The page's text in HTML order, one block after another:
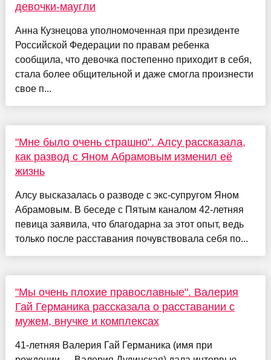
девочки-маугли
Анна Кузнецова уполномоченная при президенте
Российской Федерации по правам ребенка
сообщила, что девочка постепенно приходит в себя,
стала более общительной и даже смогла произнести
свое п...
"Мне было очень страшно". Алсу рассказала,
как развод с Яном Абрамовым изменил её
жизнь
Алсу высказалась о разводе с экс-супругом Яном
Абрамовым. В беседе с Пятым каналом 42-летняя
певица заявила, что благодарна за этот опыт, ведь
только после расставания почувствовала себя по...
"Мы очень плохие православные". Валерия
Гай Германика рассказала о расставании с
мужем, внучке и комплексах
41-летняя Валерия Гай Германика (имя при